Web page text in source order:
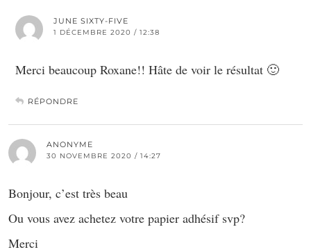
JUNE SIXTY-FIVE
1 DÉCEMBRE 2020 / 12:38
Merci beaucoup Roxane!! Hâte de voir le résultat 🙂
RÉPONDRE
ANONYME
30 NOVEMBRE 2020 / 14:27
Bonjour, c’est très beau
Ou vous avez achetez votre papier adhésif svp?
Merci